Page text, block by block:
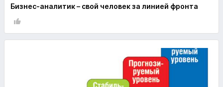
Бизнес-аналитик – свой человек за линией фронта